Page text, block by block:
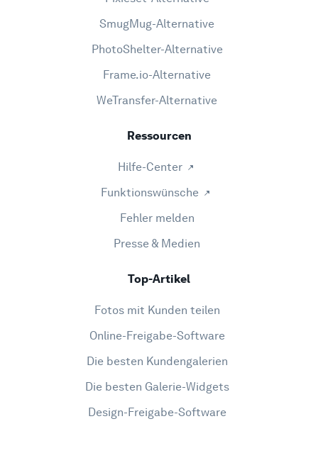
SmugMug-Alternative
PhotoShelter-Alternative
Frame.io-Alternative
WeTransfer-Alternative
Ressourcen
Hilfe-Center
Funktionswünsche
Fehler melden
Presse & Medien
Top-Artikel
Fotos mit Kunden teilen
Online-Freigabe-Software
Die besten Kundengalerien
Die besten Galerie-Widgets
Design-Freigabe-Software